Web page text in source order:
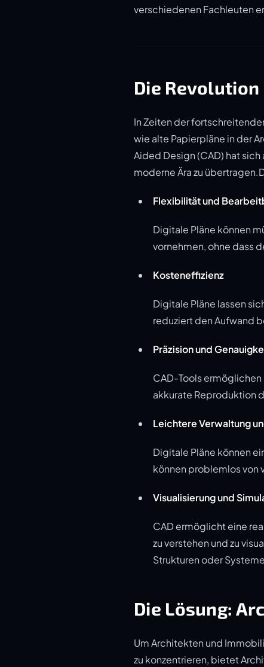
verschiedenen Fachleuten
Die
In Zeiten der
wie alte Papierpläne in der
Aided Design (CAD) hat
moderne Ära zu
Flexibilität und
Digitale Pläne können
vornehmen, ohne dass
Kosteneffizienz
Digitale Pläne lassen
reduziert den Aufwand
Präzision und
CAD-Tools
akkurate Reproduktion
Leichtere Verwaltung
Digitale Pläne können
können problemlos
Visualisierung und
CAD ermöglicht eine
zu verstehen und zu
Strukturen oder
Die Lösung:
Um Architekten und
zu konzentrieren, bietet